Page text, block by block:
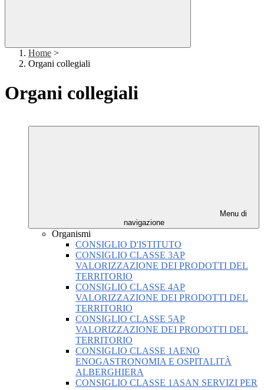
Home >
Organi collegiali
Organi collegiali
Menu di
navigazione
Organismi
CONSIGLIO D'ISTITUTO
CONSIGLIO CLASSE 3AP
VALORIZZAZIONE DEI PRODOTTI DEL
TERRITORIO
CONSIGLIO CLASSE 4AP
VALORIZZAZIONE DEI PRODOTTI DEL
TERRITORIO
CONSIGLIO CLASSE 5AP
VALORIZZAZIONE DEI PRODOTTI DEL
TERRITORIO
CONSIGLIO CLASSE 1AENO
ENOGASTRONOMIA E OSPITALITÀ
ALBERGHIERA
CONSIGLIO CLASSE 1ASAN SERVIZI PER